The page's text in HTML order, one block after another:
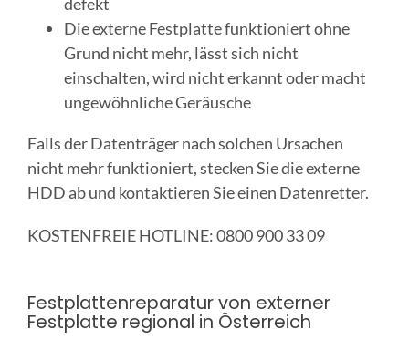
Die externe Festplatte funktioniert ohne
Grund nicht mehr, lässt sich nicht
einschalten, wird nicht erkannt oder macht
ungewöhnliche Geräusche
Falls der Datenträger nach solchen Ursachen
nicht mehr funktioniert, stecken Sie die externe
HDD ab und kontaktieren Sie einen Datenretter.
KOSTENFREIE HOTLINE: 0800 900 33 09
Festplattenreparatur von externer
Festplatte regional in Österreich